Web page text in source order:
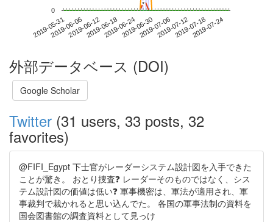
2019-05-312019-06-062019-06-122019-06-182019-06-242019-06-302019-07-062019-07-122019-07-182019-07-24
0
*
*
外部データベース (DOI)
Google Scholar
Twitter (31 users, 33 posts, 32
favorites)
@FIFI_Egypt 下士官がレーダーシステム設計図を入手できた
ことが驚き。 おとり捜査❓ レーダーそのものではなく、シス
テム設計図の価値は低い❓ 軍事機密は、軍法が適用され、軍
事裁判で裁かれると思い込んでた。 各国の軍事法制の資料を
国会図書館の調査資料として見っけ